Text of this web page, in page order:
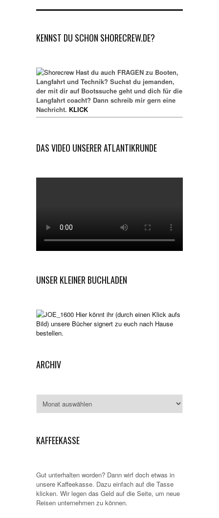
KENNST DU SCHON SHORECREW.DE?
Hast du auch FRAGEN zu Booten,
Langfahrt und Technik? Suchst du jemanden,
der mit dir auf Bootssuche geht und dich für die
Langfahrt coacht? Dann schreib mir gern eine
Nachricht. KLICK
DAS VIDEO UNSERER ATLANTIKRUNDE
UNSER KLEINER BUCHLADEN
Hier könnt ihr (durch einen Klick aufs
Bild) unsere Bücher signert zu euch nach Hause
bestellen.
ARCHIV
KAFFEEKASSE
Gut unterhalten worden? Dann wirf doch etwas in
unsere Kaffeekasse. Dazu einfach auf die Tasse
klicken. Wir legen das Geld auf die Seite, um neue
Reisen unternehmen zu können.